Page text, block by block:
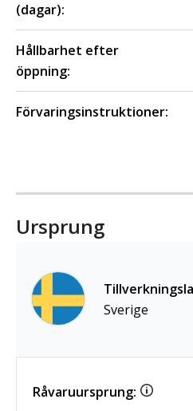
(dagar):
Hållbarhet efter
öppning:
Förvaringsinstruktioner:
Ursprung
Sverige
Råvaruursprung: